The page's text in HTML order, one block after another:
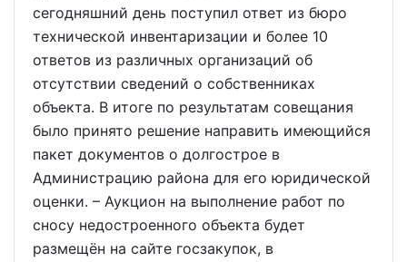
сегодняшний день поступил ответ из бюро
технической инвентаризации и более 10
ответов из различных организаций об
отсутствии сведений о собственниках
объекта. В итоге по результатам совещания
было принято решение направить имеющийся
пакет документов о долгострое в
Администрацию района для его юридической
оценки. – Аукцион на выполнение работ по
сносу недостроенного объекта будет
размещён на сайте госзакупок, в